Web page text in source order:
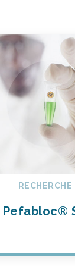
RECHERCHE
Pefabloc®